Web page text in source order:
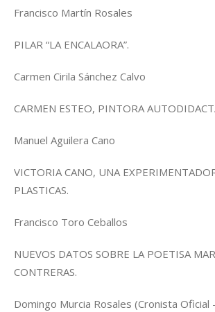
Francisco Martín Rosales
PILAR “LA ENCALAORA”.
Carmen Cirila Sánchez Calvo
CARMEN ESTEO, PINTORA
Manuel Aguilera Cano
VICTORIA CANO, UNA
PLASTICAS.
Francisco Toro Ceballos
NUEVOS DATOS SOBRE LA POETISA
CONTRERAS.
Domingo Murcia Rosales (Cronista Oficial